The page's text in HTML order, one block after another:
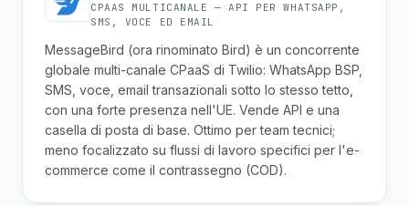
CPAAS MULTICANALE — API PER WHATSAPP,
SMS, VOCE ED EMAIL
MessageBird (ora rinominato Bird) è un concorrente
globale multi-canale CPaaS di Twilio: WhatsApp BSP,
SMS, voce, email transazionali sotto lo stesso tetto,
con una forte presenza nell'UE. Vende API e una
casella di posta di base. Ottimo per team tecnici;
meno focalizzato su flussi di lavoro specifici per l'e-
commerce come il contrassegno (COD).